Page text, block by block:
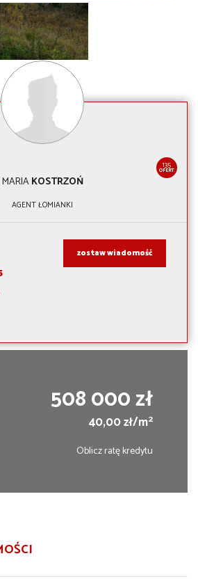
135
OFERT
MARIAKOSTRZOŃ
AGENT ŁOMIANKI
zostaw wiadomość
508 000 zł
40,00 zł/m2
Oblicz ratę kredytu